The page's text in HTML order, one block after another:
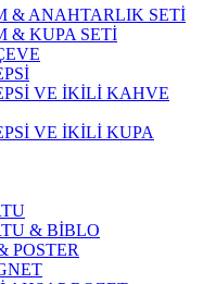
& ANAHTARLIK SETİ
& KUPA SETİ
VE İKİLİ KAHVE
VE İKİLİ KUPA
& BİBLO
POSTER